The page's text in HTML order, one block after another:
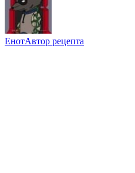
ЕнотАвтор рецепта